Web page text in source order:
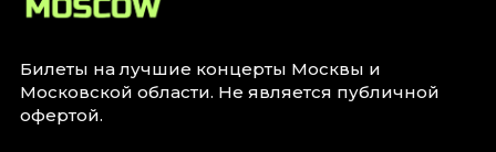
Билеты на лучшие концерты Москвы и
Московской области. Не является публичной
офертой.